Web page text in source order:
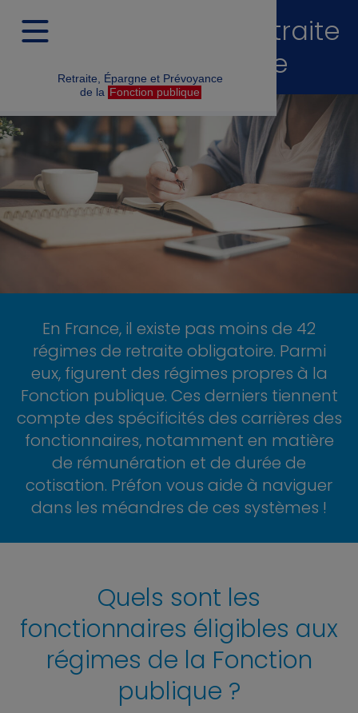
Retraite, Épargne et Prévoyance
de la Fonction publique
Ma Cotisation de retraite
complémentaire
En France, il existe pas moins de 42
régimes de retraite obligatoire. Parmi
eux, figurent des régimes propres à la
Fonction publique. Ces derniers tiennent
compte des spécificités des carrières des
fonctionnaires, notamment en matière
de rémunération et de durée de
cotisation. Préfon vous aide à naviguer
dans les méandres de ces systèmes !
Quels sont les
fonctionnaires éligibles aux
régimes de la Fonction
publique ?